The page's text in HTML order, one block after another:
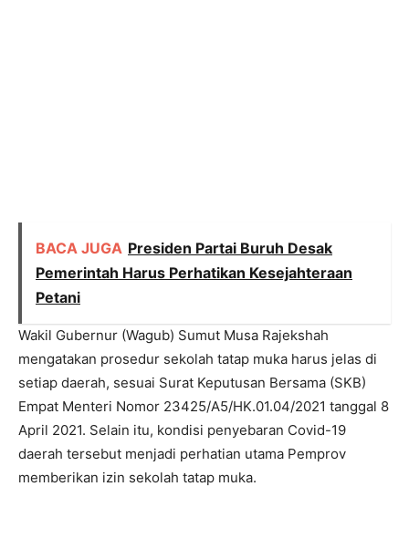
BACA JUGA Presiden Partai Buruh Desak
Pemerintah Harus Perhatikan Kesejahteraan
Petani
Wakil Gubernur (Wagub) Sumut Musa Rajekshah
mengatakan prosedur sekolah tatap muka harus jelas di
setiap daerah, sesuai Surat Keputusan Bersama (SKB)
Empat Menteri Nomor 23425/A5/HK.01.04/2021 tanggal 8
April 2021. Selain itu, kondisi penyebaran Covid-19
daerah tersebut menjadi perhatian utama Pemprov
memberikan izin sekolah tatap muka.